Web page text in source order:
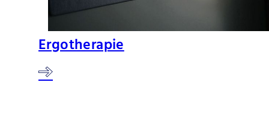
Ergotherapie